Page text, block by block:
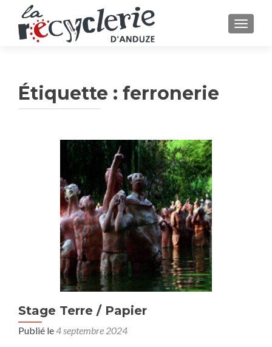
Étiquette : ferronerie
Stage Terre / Papier
Publié le4 septembre 2024